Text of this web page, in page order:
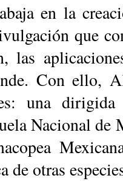
en la
que
las
Con ello,
una
Nacional
de otras